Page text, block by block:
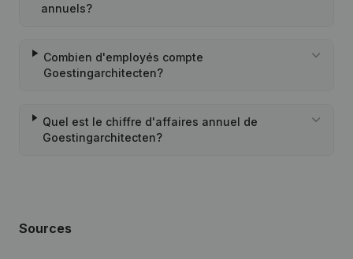
annuels?
Combien d'employés compte
Goestingarchitecten?
Quel est le chiffre d'affaires annuel de
Goestingarchitecten?
Sources